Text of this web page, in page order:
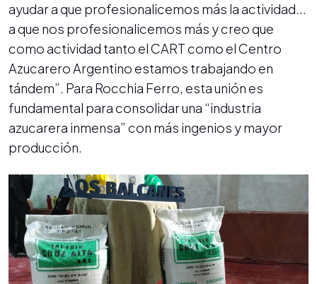
ayudar a que profesionalicemos más la actividad...
a que nos profesionalicemos más y creo que
como actividad tanto el CART como el Centro
Azucarero Argentino estamos trabajando en
tándem”. Para Rocchia Ferro, esta unión es
fundamental para consolidar una “industria
azucarera inmensa” con más ingenios y mayor
producción.